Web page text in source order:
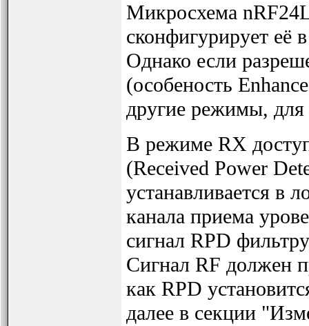
Микросхема
сконфигурирует
Однако если
(особеность
другие режимы, для
В режиме RX
(Received Power
устанавливается в
канала приема
сигнал RPD
Сигнал RF должен
как RPD
далее в секции